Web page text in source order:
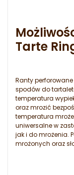
Tarte
Ranty
spodów do
temperatura
oraz mrozić
temperatura
uniwersalne w
jak i do mrożenia.
mrożonych oraz